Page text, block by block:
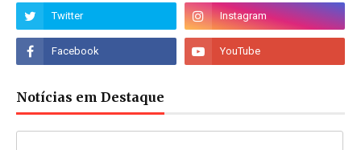
Notícias em Destaque